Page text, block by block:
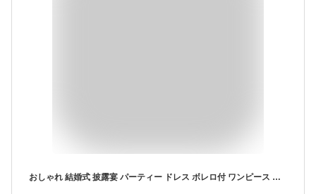
おしゃれ 結婚式 披露宴 パーティー ドレス ボレロ付 ワンピース レディース フォーマル ピアノ 発表会 ボレロ ドレス 2点セット セレモニー ワンピース ドレス スーツミドル丈 ロング丈 ママ ミセス 結婚式 謝恩会 披露宴 お呼ばれ 二次会 衣装 服装 服 親族 ママ 母 母親